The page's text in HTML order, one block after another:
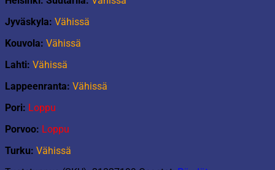
Jyväskyla: Vähissä
Kouvola: Vähissä
Lahti: Vähissä
Lappeenranta: Vähissä
Pori: Loppu
Porvoo: Loppu
Turku: Vähissä